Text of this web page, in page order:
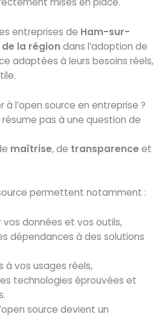
entreprises de Ham-sur-
la régiondans l’adoption de
adaptées à leurs besoins réels,
à l’open source en entreprise ?
résume pas à une question de
maîtrise, de transparenceet
permettent notamment :
données et vos outils,
dépendances à des solutions
à vos usages réels,
technologies éprouvées et
source devient un